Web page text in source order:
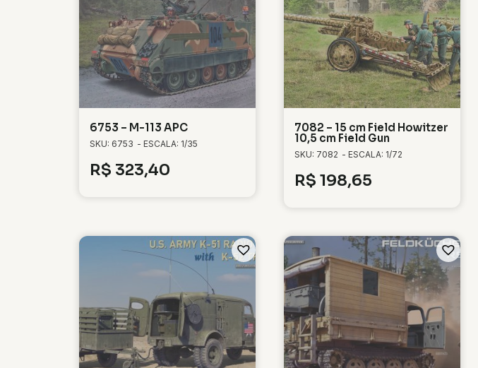
6753 – M-113 APC
SKU: 6753 - ESCALA: 1/35
R$ 323,40
7082 – 15 cm Field Howitzer
10,5 cm Field Gun
SKU: 7082 - ESCALA: 1/72
R$ 198,65